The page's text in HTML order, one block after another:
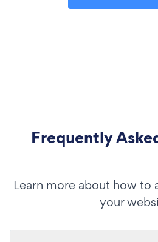
Frequently
Learn more about how to
your